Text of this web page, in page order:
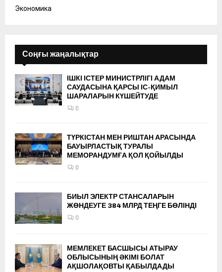
Экономика
Соңғы жаңалықтар
ІШКІ ІСТЕР МИНИСТРЛІГІ АДАМ
САУДАСЫНА ҚАРСЫ ІС-ҚИМЫЛ
ШАРАЛАРЫН КҮШЕЙТУДЕ
0
ТҮРКІСТАН МЕН РИШТАН АРАСЫНДА
БАУЫРЛАСТЫҚ ТУРАЛЫ
МЕМОРАНДУМҒА ҚОЛ ҚОЙЫЛДЫ
0
БИЫЛ ЭЛЕКТР СТАНСАЛАРЫН
ЖӨНДЕУГЕ 384 МЛРД ТЕҢГЕ БӨЛІНДІ
0
МЕМЛЕКЕТ БАСШЫСЫ АТЫРАУ
ОБЛЫСЫНЫҢ ӘКІМІ БОЛАТ
АҚШОЛАҚОВТЫ ҚАБЫЛДАДЫ